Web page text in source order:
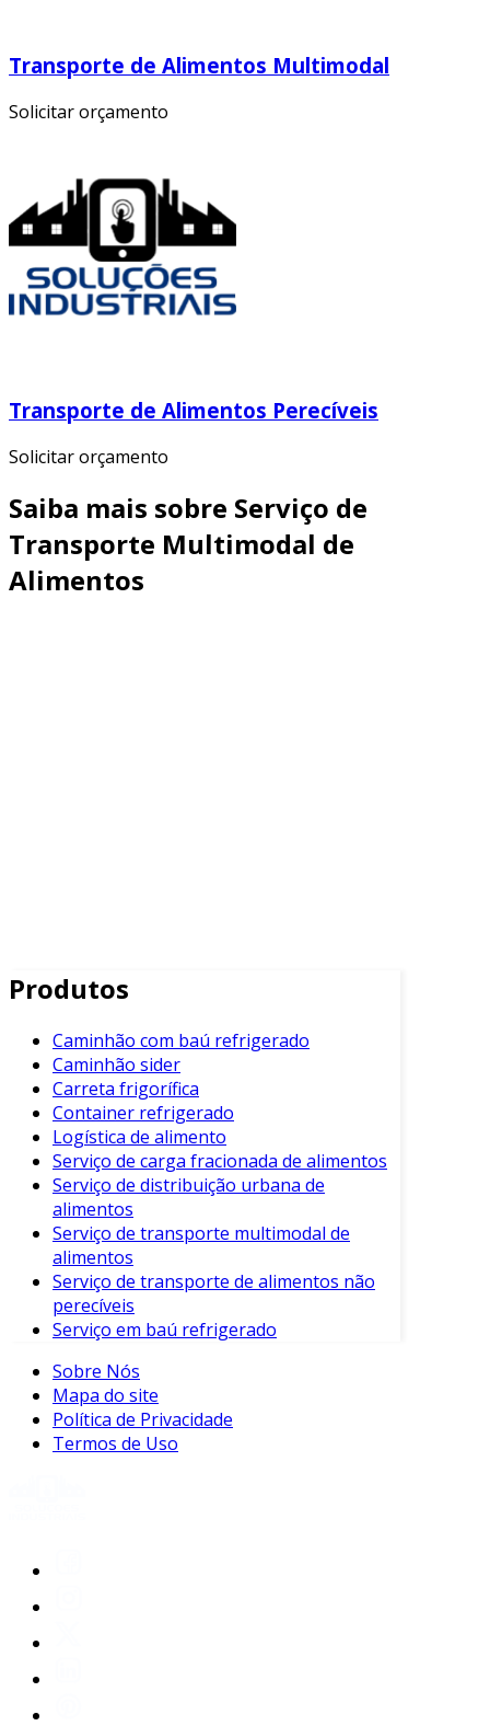
Transporte de Alimentos Multimodal
Solicitar orçamento
Transporte de Alimentos Perecíveis
Solicitar orçamento
Saiba mais sobre Serviço de
Transporte Multimodal de
Alimentos
Produtos
Caminhão com baú refrigerado
Caminhão sider
Carreta frigorífica
Container refrigerado
Logística de alimento
Serviço de carga fracionada de alimentos
Serviço de distribuição urbana de
alimentos
Serviço de transporte multimodal de
alimentos
Serviço de transporte de alimentos não
perecíveis
Serviço em baú refrigerado
Sobre Nós
Mapa do site
Política de Privacidade
Termos de Uso